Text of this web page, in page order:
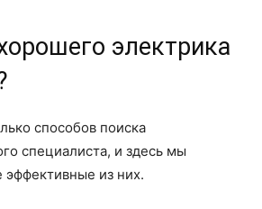
электрика
способов поиска
специалиста, и здесь мы
из них.